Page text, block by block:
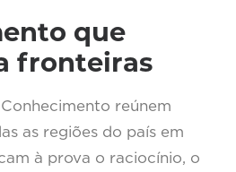
que
fronteiras
reúnem
as regiões do país em
à prova o raciocínio, o